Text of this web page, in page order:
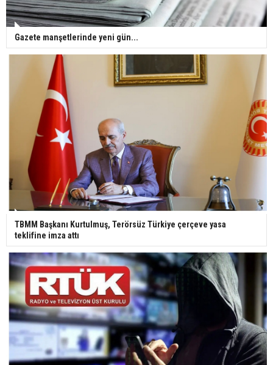
Gazete manşetlerinde yeni gün...
TBMM Başkanı Kurtulmuş, Terörsüz Türkiye çerçeve yasa
teklifine imza attı